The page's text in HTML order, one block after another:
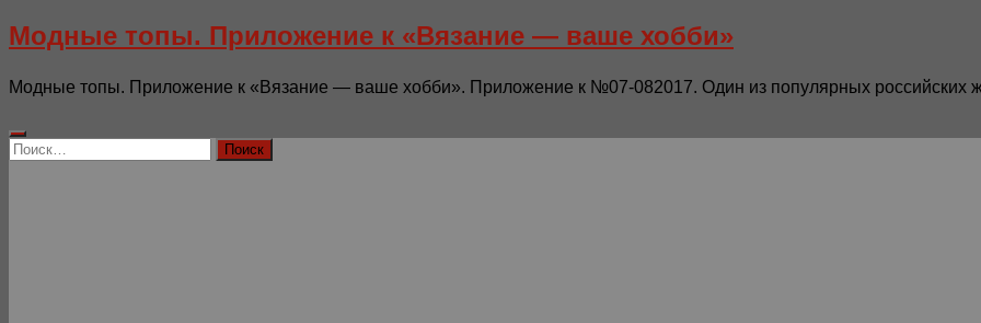
Модные топы. Приложение к «Вязание — ваше хобби»
Модные топы. Приложение к «Вязание — ваше хобби». Приложение к №07-082017. Один из популярных российских
Найти: